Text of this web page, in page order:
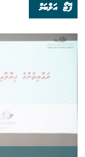
ފޮޓޯ އަލްބަމް